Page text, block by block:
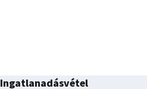
Ingatlanadásvétel